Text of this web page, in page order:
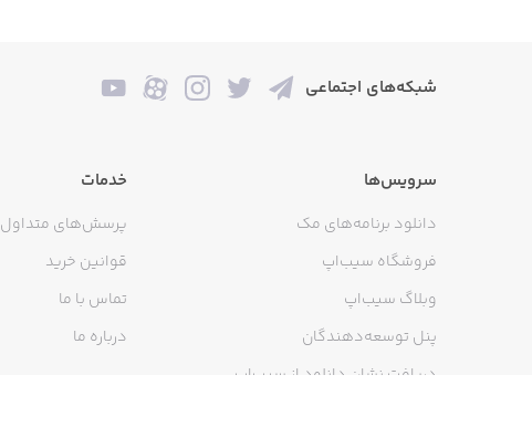
شبکه‌های اجتماعی
سرویس‌ها
دانلود برنامه‌های مک
فروشگاه سیب‌اپ
وبلاگ سیب‌اپ
پنل توسعه‌دهندگان
دریافت نشان دانلود از سیب‌اپ
خدمات
پرسش‌های متداول
قوانین خرید
تماس با ما
درباره ما